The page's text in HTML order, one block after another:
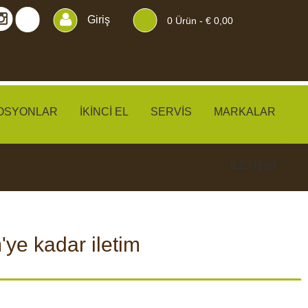
Giriş 0Ürün - € 0,00
İKINCI EL SERVIS MARKALAR
İLETIŞIM
PERDELER
kadar iletim